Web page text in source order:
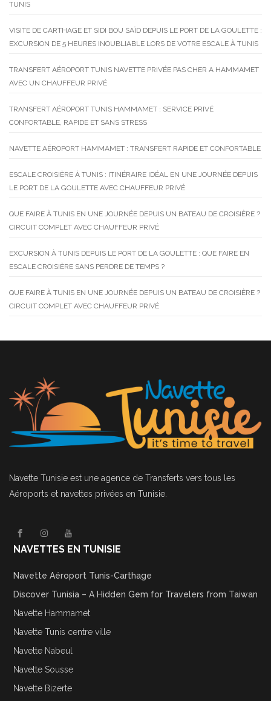
TUNIS
VISITE DE CARTHAGE ET SIDI BOU SAÏD DEPUIS LE PORT DE LA GOULETTE :
EXCURSION DE 5 HEURES INOUBLIABLE LORS DE VOTRE ESCALE À TUNIS
TRANSFERT AÉROPORT TUNIS NAVETTE PRIVÉE PAS CHER A HAMMAMET
AVEC UN CHAUFFEUR PRIVÉ
TRANSFERT AÉROPORT TUNIS HAMMAMET : SERVICE PRIVÉ
CONFORTABLE, RAPIDE ET SANS STRESS
NAVETTE AÉROPORT HAMMAMET : TRANSFERT RAPIDE ET CONFORTABLE
ESCALE CROISIÈRE À TUNIS : ITINÉRAIRE IDÉAL EN UNE JOURNÉE DEPUIS
LE PORT DE LA GOULETTE AVEC CHAUFFEUR PRIVÉ
QUE FAIRE À TUNIS EN UNE JOURNÉE DEPUIS UN BATEAU DE CROISIÈRE ?
CIRCUIT COMPLET AVEC CHAUFFEUR PRIVÉ
EXCURSION À TUNIS DEPUIS LE PORT DE LA GOULETTE : QUE FAIRE EN
ESCALE CROISIÈRE SANS PERDRE DE TEMPS ?
QUE FAIRE À TUNIS EN UNE JOURNÉE DEPUIS UN BATEAU DE CROISIÈRE ?
CIRCUIT COMPLET AVEC CHAUFFEUR PRIVÉ
Navette Tunisie est une agence de Transferts vers tous les
Aéroports et navettes privées en Tunisie.
NAVETTES EN TUNISIE
Navette Aéroport Tunis-Carthage
Discover Tunisia – A Hidden Gem for Travelers from Taiwan
Navette Hammamet
Navette Tunis centre ville
Navette Nabeul
Navette Sousse
Navette Bizerte